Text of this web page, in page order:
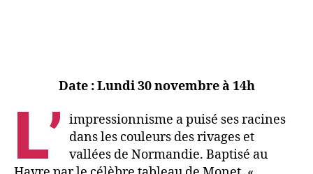
Date :Lundi 30 novembre à 14h
L’ impressionnisme a puisé ses racines
dans les couleurs des rivages et
vallées de Normandie. Baptisé au